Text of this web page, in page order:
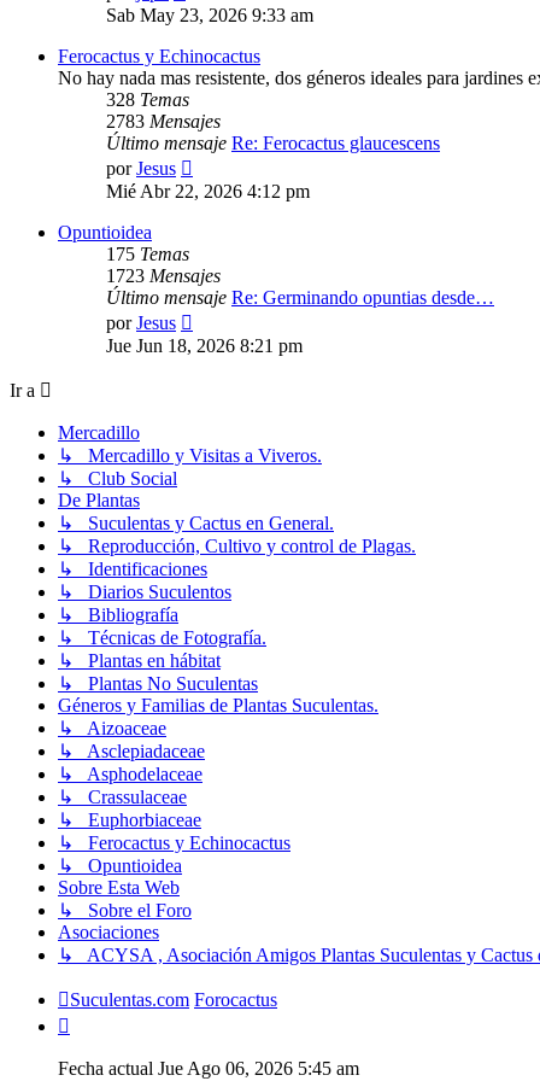
último
mensaje
Sab May 23, 2026 9:33 am
Ferocactus y Echinocactus
No hay nada mas resistente, dos géneros ideales para jardines
328 Temas
2783 Mensajes
Último mensaje Re: Ferocactus glaucescens
porJesus
último
mensaje
Mié Abr 22, 2026 4:12 pm
Opuntioidea
175 Temas
1723 Mensajes
Último mensaje Re: Germinando opuntias desde…
porJesus
último
Jue Jun 18, 2026 8:21 pm
Ir a
Mercadillo
↳ Mercadillo y Visitas a Viveros.
↳ Club Social
De Plantas
↳ Suculentas y Cactus en General.
↳ Reproducción, Cultivo y control de Plagas.
↳ Identificaciones
↳ Diarios Suculentos
↳ Bibliografía
↳ Técnicas de Fotografía.
↳ Plantas en hábitat
↳ Plantas No Suculentas
Géneros y Familias de Plantas Suculentas.
↳ Aizoaceae
↳ Asclepiadaceae
↳ Asphodelaceae
↳ Crassulaceae
↳ Euphorbiaceae
↳ Ferocactus y Echinocactus
↳ Opuntioidea
Sobre Esta Web
↳ Sobre el Foro
Asociaciones
↳ ACYSA , Asociación Amigos Plantas Suculentas y Cactus
Suculentas.com Forocactus
Fecha actual Jue Ago 06, 2026 5:45 am